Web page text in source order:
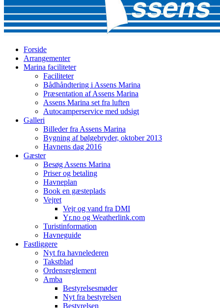
Forside
Arrangementer
Marina faciliteter
Faciliteter
Bådhåndtering i Assens Marina
Præsentation af Assens Marina
Assens Marina set fra luften
Autocamperservice med udsigt
Galleri
Billeder fra Assens Marina
Bygning af bølgebryder, oktober 2013
Havnens dag 2016
Gæster
Besøg Assens Marina
Priser og betaling
Havneplan
Book en gæsteplads
Vejret
Vejr og vand fra DMI
Yr.no og Weatherlink.com
Turistinformation
Havneguide
Fastliggere
Nyt fra havnelederen
Takstblad
Ordensreglement
Amba
Bestyrelsesmøder
Nyt fra bestyrelsen
Bestyrelsen